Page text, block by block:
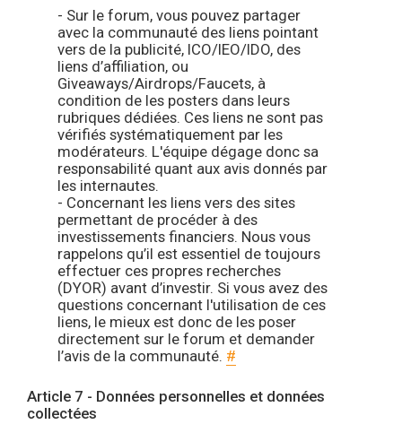
- Sur le forum, vous pouvez partager
avec la communauté des liens pointant
vers de la publicité, ICO/IEO/IDO, des
liens d’affiliation, ou
Giveaways/Airdrops/Faucets, à
condition de les posters dans leurs
rubriques dédiées. Ces liens ne sont pas
vérifiés systématiquement par les
modérateurs. L'équipe dégage donc sa
responsabilité quant aux avis donnés par
les internautes.
- Concernant les liens vers des sites
permettant de procéder à des
investissements financiers. Nous vous
rappelons qu’il est essentiel de toujours
effectuer ces propres recherches
(DYOR) avant d’investir. Si vous avez des
questions concernant l'utilisation de ces
liens, le mieux est donc de les poser
directement sur le forum et demander
l’avis de la communauté. #
Article 7 - Données personnelles et données
collectées